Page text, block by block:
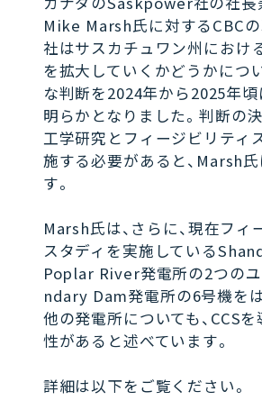
Mike Marsh氏に対するCBCの
社はサスカチュワン州におけ
を拡大していくかどうかにつ
な判断を2024年から2025年
明らかとなりました。判断の
工学研究とフィージビリティ
施する必要があると、Marsh
す。
Marsh氏は、さらに、現在フィ
スタディを実施している
Poplar River発電所の2つの
ndary Dam発電所の6号機を
他の発電所についても、CCS
性があると述べています。
詳細は以下をご覧ください。